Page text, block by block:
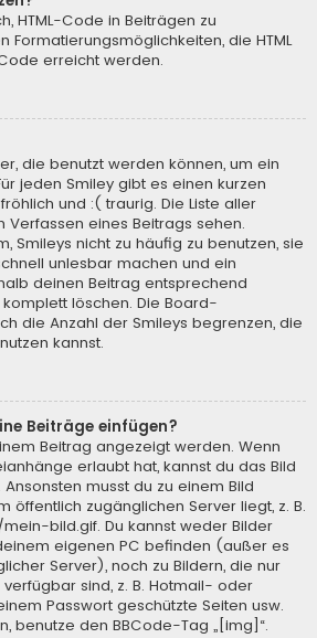
HTML-Code in Beiträgen zu
Formatierungsmöglichkeiten, die HTML
erreicht werden.
die benutzt werden können, um ein
jeden Smiley gibt es einen kurzen
und :( traurig. Die Liste aller
Verfassen eines Beitrags sehen.
Smileys nicht zu häufig zu benutzen, sie
unlesbar machen und ein
deinen Beitrag entsprechend
löschen. Die Board-
die Anzahl der Smileys begrenzen, die
kannst.
Beiträge einfügen?
Beitrag angezeigt werden. Wenn
erlaubt hat, kannst du das Bild
musst du zu einem Bild
öffentlich zugänglichen Server liegt, z. B.
bild.gif. Du kannst weder Bilder
eigenen PC befinden (außer es
Server), noch zu Bildern, die nur
sind, z. B. Hotmail- oder
Passwort geschützte Seiten usw.
benutze den BBCode-Tag „[img]“.